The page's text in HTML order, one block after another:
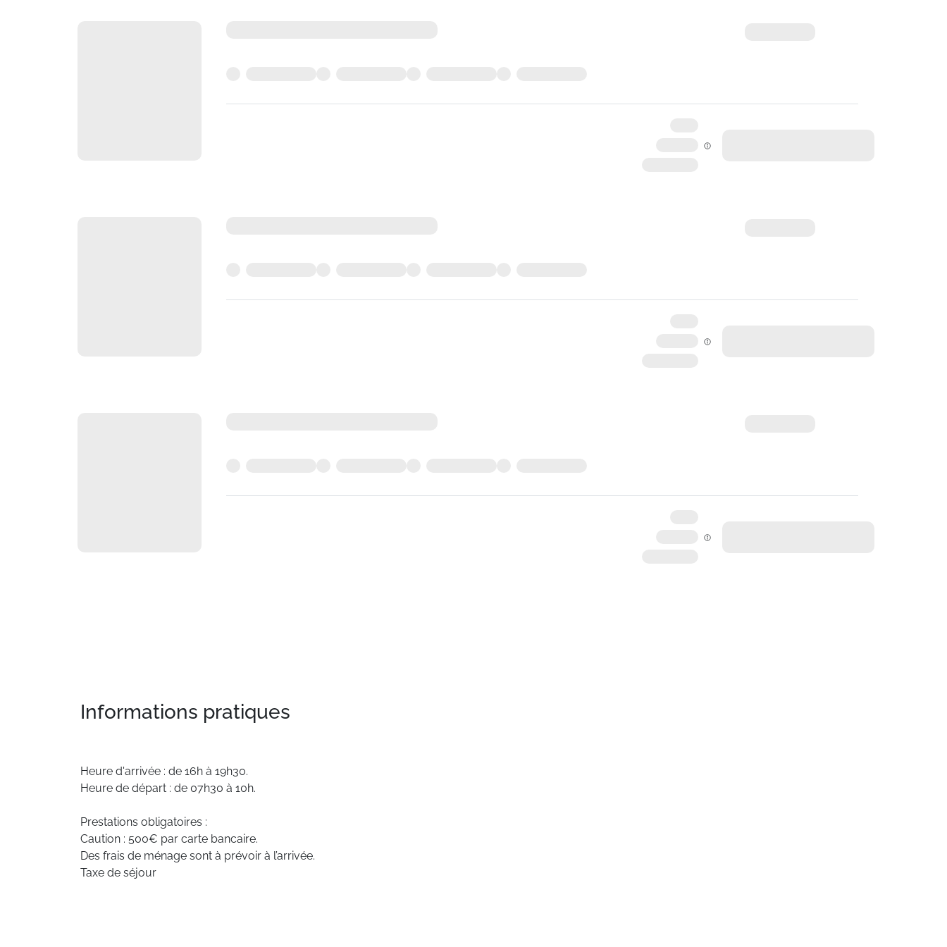
Informations pratiques
Heure d'arrivée : de 16h à 19h30.
Heure de départ : de 07h30 à 10h.
Prestations obligatoires :
Caution : 500€ par carte bancaire.
Des frais de ménage sont à prévoir à l’arrivée.
Taxe de séjour